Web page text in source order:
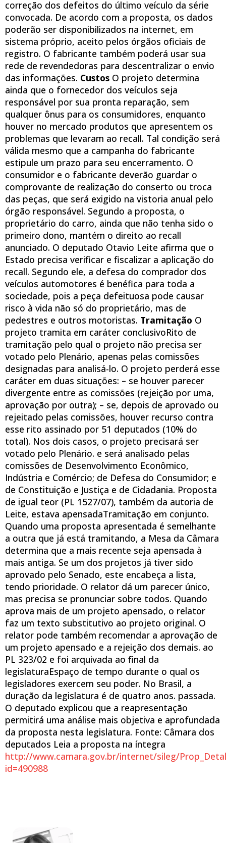
correção dos defeitos do último veículo da série
convocada. De acordo com a proposta, os dados
poderão ser disponibilizados na internet, em
sistema próprio, aceito pelos órgãos oficiais de
registro. O fabricante também poderá usar sua
rede de revendedoras para descentralizar o envio
das informações. Custos O projeto determina
ainda que o fornecedor dos veículos seja
responsável por sua pronta reparação, sem
qualquer ônus para os consumidores, enquanto
houver no mercado produtos que apresentem os
problemas que levaram ao recall. Tal condição será
válida mesmo que a campanha do fabricante
estipule um prazo para seu encerramento. O
consumidor e o fabricante deverão guardar o
comprovante de realização do conserto ou troca
das peças, que será exigido na vistoria anual pelo
órgão responsável. Segundo a proposta, o
proprietário do carro, ainda que não tenha sido o
primeiro dono, mantém o direito ao recall
anunciado. O deputado Otavio Leite afirma que o
Estado precisa verificar e fiscalizar a aplicação do
recall. Segundo ele, a defesa do comprador dos
veículos automotores é benéfica para toda a
sociedade, pois a peça defeituosa pode causar
risco à vida não só do proprietário, mas de
pedestres e outros motoristas. Tramitação O
projeto tramita em caráter conclusivoRito de
tramitação pelo qual o projeto não precisa ser
votado pelo Plenário, apenas pelas comissões
designadas para analisá-lo. O projeto perderá esse
caráter em duas situações: – se houver parecer
divergente entre as comissões (rejeição por uma,
aprovação por outra); – se, depois de aprovado ou
rejeitado pelas comissões, houver recurso contra
esse rito assinado por 51 deputados (10% do
total). Nos dois casos, o projeto precisará ser
votado pelo Plenário. e será analisado pelas
comissões de Desenvolvimento Econômico,
Indústria e Comércio; de Defesa do Consumidor; e
de Constituição e Justiça e de Cidadania. Proposta
de igual teor (PL 1527/07), também da autoria de
Leite, estava apensadaTramitação em conjunto.
Quando uma proposta apresentada é semelhante
a outra que já está tramitando, a Mesa da Câmara
determina que a mais recente seja apensada à
mais antiga. Se um dos projetos já tiver sido
aprovado pelo Senado, este encabeça a lista,
tendo prioridade. O relator dá um parecer único,
mas precisa se pronunciar sobre todos. Quando
aprova mais de um projeto apensado, o relator
faz um texto substitutivo ao projeto original. O
relator pode também recomendar a aprovação de
um projeto apensado e a rejeição dos demais. ao
PL 323/02 e foi arquivada ao final da
legislaturaEspaço de tempo durante o qual os
legisladores exercem seu poder. No Brasil, a
duração da legislatura é de quatro anos. passada.
O deputado explicou que a reapresentação
permitirá uma análise mais objetiva e aprofundada
da proposta nesta legislatura. Fonte: Câmara dos
deputados Leia a proposta na íntegra
http://www.camara.gov.br/internet/sileg/
id=490988